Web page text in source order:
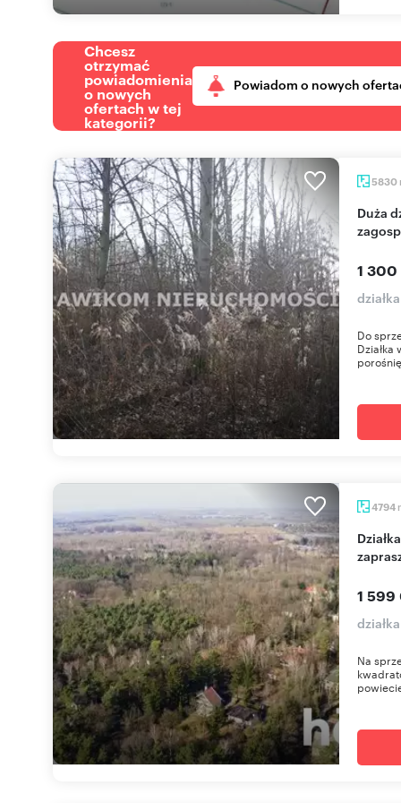
Chcesz
otrzymać
powiadomienia
o nowych
ofertach w tej
kategorii?
Powiadom o nowych
5830
Duża działka 5830 m² w Milanówku z planem
1 300
Do
4794
Działka 4794 m² z MPZP, podział na 4 działki -
1 599
Na